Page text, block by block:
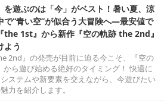
を遊ぶのは「今」がベスト！暑い夏、涼
で“青い空”が似合う大冒険へ―最安値で
the 1st』から新作『空の軌跡 the 2nd』
よう
2nd』の発売が目前に迫る今こそ、『空の
ら遊び始める絶好のタイミング！ 快適に
ステムや新要素を交えながら、今遊びたい
力を紹介します。